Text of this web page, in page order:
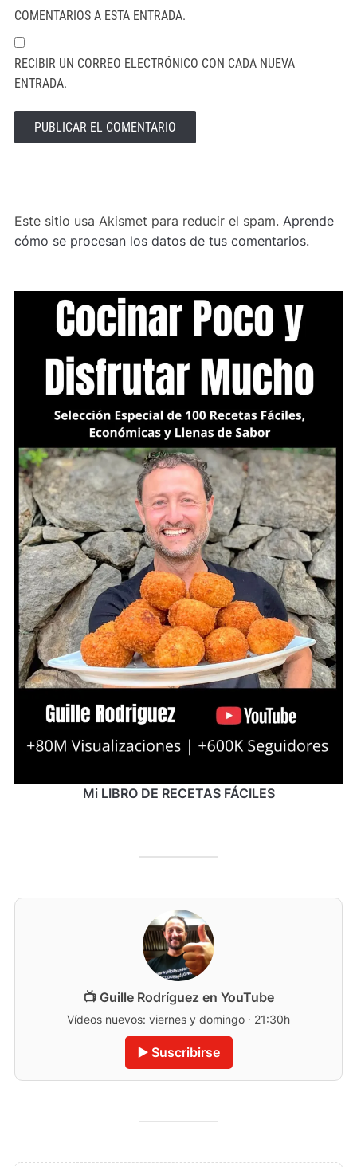
COMENTARIOS A ESTA ENTRADA.
RECIBIR UN CORREO ELECTRÓNICO CON CADA NUEVA
ENTRADA.
Este sitio usa Akismet para reducir el spam. Aprende
cómo se procesan los datos de tus comentarios.
Mi LIBRO DE RECETAS FÁCILES
📺 Guille Rodríguez en YouTube
Vídeos nuevos: viernes y domingo · 21:30h
▶️ Suscribirse